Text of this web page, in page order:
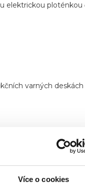
Více o cookies
elektrickou
varných deskách